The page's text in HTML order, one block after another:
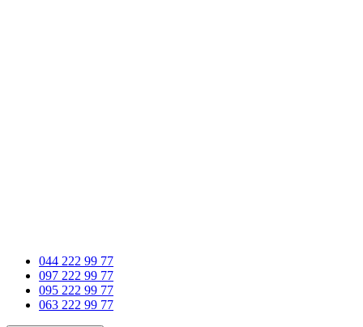
044 222 99 77
097 222 99 77
095 222 99 77
063 222 99 77